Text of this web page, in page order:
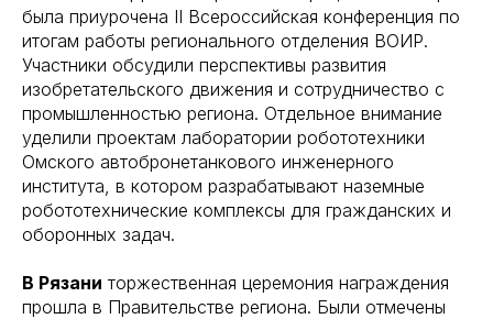
была приурочена II Всероссийская конференция по
итогам работы регионального отделения ВОИР.
Участники обсудили перспективы развития
изобретательского движения и сотрудничество с
промышленностью региона. Отдельное внимание
уделили проектам лаборатории робототехники
Омского автобронетанкового инженерного
института, в котором разрабатывают наземные
робототехнические комплексы для гражданских и
оборонных задач.
В Рязани торжественная церемония награждения
прошла в Правительстве региона. Были отмечены